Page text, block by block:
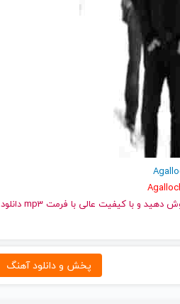
و قدیمی آگالوچ | Agalloch را به راحتی و با سرعت بالا گوش دهید و با کیفیت عالی با فرمت mp3 دانلود
پخش و دانلود آهنگ